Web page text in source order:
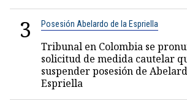
3 Posesión Abelardo de la Espriella
Tribunal en Colombia se
solicitud de medida cautelar
suspender posesión de
Espriella